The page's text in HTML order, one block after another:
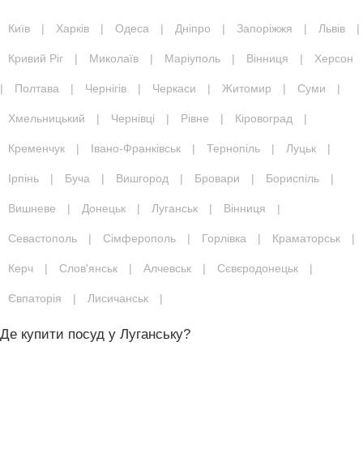
Київ | Харків | Одеса | Дніпро | Запоріжжя | Львів |
Кривий Ріг | Миколаїв | Маріуполь | Вінниця | Херсон
| Полтава | Чернігів | Черкаси | Житомир | Суми |
Хмельницький | Чернівці | Рівне | Кіровоград |
Кременчук | Івано-Франківськ | Тернопіль | Луцьк |
Ірпінь | Буча | Вишгород | Бровари | Бориспіль |
Вишневе | Донецьк | Луганськ | Вінниця |
Севастополь | Сімферополь | Горлівка | Краматорськ |
Керч | Слов'янськ | Алчевськ | Сєвєродонецьк |
Євпаторія | Лисичанськ |
Де купити посуд у Луганську?